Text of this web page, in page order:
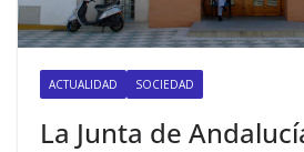
ACTUALIDAD SOCIEDAD
La Junta de